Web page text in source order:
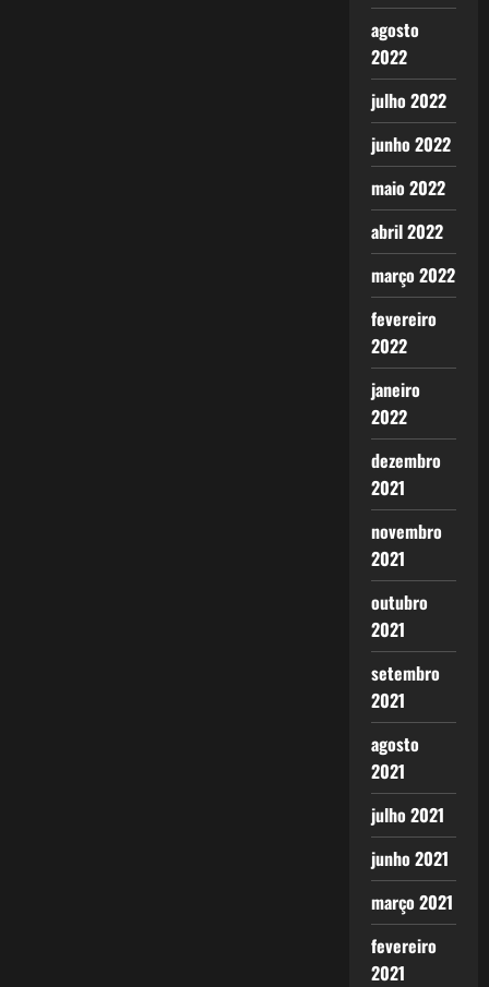
agosto
2022
julho 2022
junho 2022
maio 2022
abril 2022
março 2022
fevereiro
2022
janeiro
2022
dezembro
2021
novembro
2021
outubro
2021
setembro
2021
agosto
2021
julho 2021
junho 2021
março 2021
fevereiro
2021